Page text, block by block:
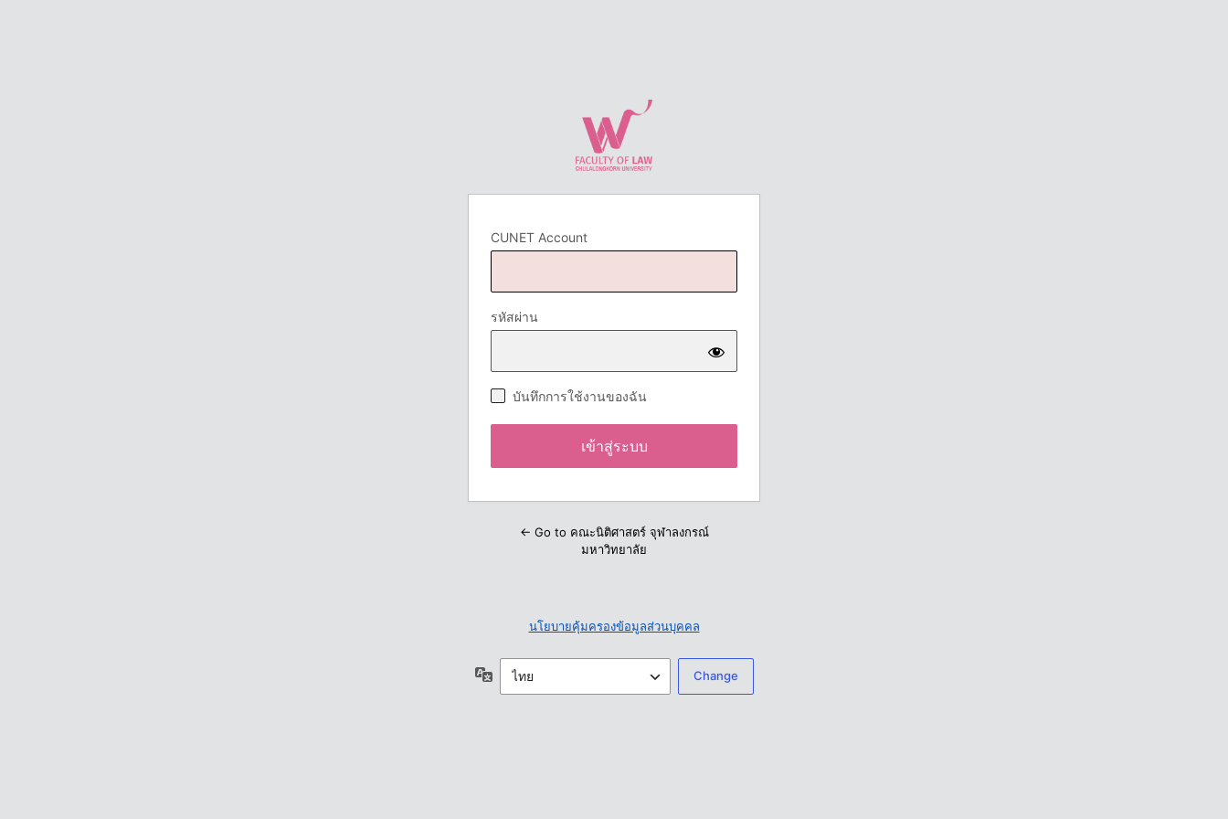
CUNET Account
รหัสผ่าน
บันทึกการใช้งานของฉัน
← Go to คณะนิติศาสตร์ จุฬาลงกรณ์
มหาวิทยาลัย
นโยบายคุ้มครองข้อมูลส่วนบุคคล
ภาษา